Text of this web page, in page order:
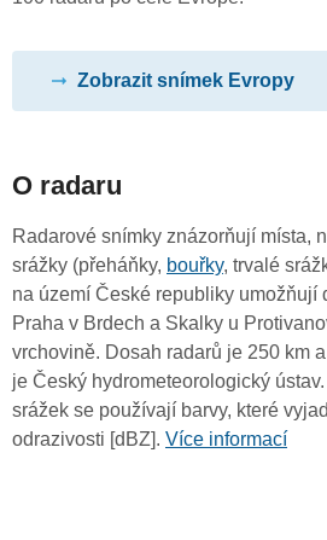
Zobrazit snímek Evropy
O radaru
Radarové snímky znázorňují místa,
srážky (přeháňky, bouřky, trvalé
na území České republiky umožňují
Praha v Brdech a Skalky u
vrchovině. Dosah radarů je 250 km
je Český hydrometeorologický
srážek se používají barvy, které
odrazivosti [dBZ]. Více informací